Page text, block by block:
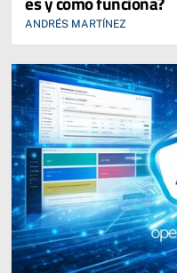
ANDRÉS MARTÍNEZ